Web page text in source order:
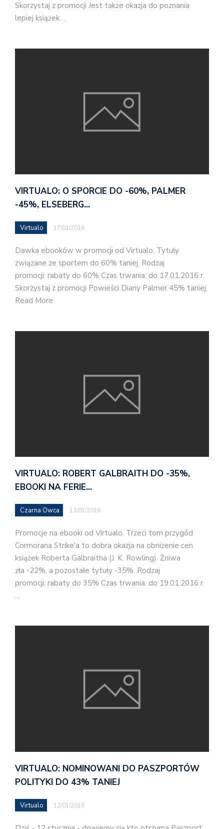
Skorzystaj z promocji Jest także okazja do poznania
lepiej książek…
VIRTUALO: O SPORCIE DO -60%, PALMER
-45%, ELSEBERG…
Virtualo 17/01/2016
Dawka ebooków w promocji od Virtualo. Tytuły
związane ze sportem do 60% taniej. Rodzaj
promocji: rabaty do 60% Czas trwania: do 17.01.2016 r.
Skorzystaj z promocji Powieści Diany Palmer 45% taniej.
Read More
VIRTUALO: ROBERT GALBRAITH DO -35%,
EBOOKI NA FERIE…
Czarna Owca 13/01/2016
Promocje na ebooki od Virtualo. Trzeci tom przygód
Cormorana Strike'a to dobra okazja na obniżenie cen
książek Roberta Galbraitha (J. K. Rowling). Żniwa
zła -22%, a pozostałe tytuły -35%. Rodzaj
promocji: rabaty do 35% Czas trwania: do 19.01.2016 r.
…
VIRTUALO: NOMINOWANI DO PASZPORTÓW
POLITYKI DO 43% TANIEJ
Virtualo 12/01/2016